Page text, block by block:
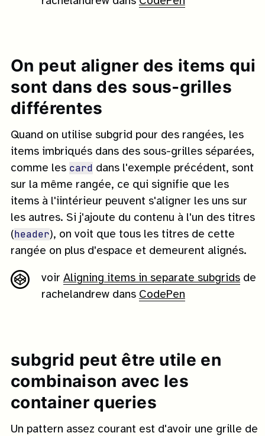
On peut aligner des items qui
sont dans des sous-grilles
différentes
Quand on utilise subgrid pour des rangées, les
items imbriqués dans des sous-grilles séparées,
comme les card dans l'exemple précédent, sont
sur la même rangée, ce qui signifie que les
items à l'iintérieur peuvent s'aligner les uns sur
les autres. Si j'ajoute du contenu à l'un des titres
(header), on voit que tous les titres de cette
rangée on plus d'espace et demeurent alignés.
voir Aligning items in separate subgridsde
rachelandrew dans CodePen
subgrid peut être utile en
combinaison avec les
container queries
Un pattern assez courant est d'avoir une grille de